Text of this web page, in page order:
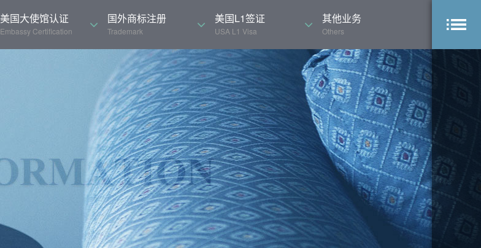
美国大使馆认证
Embassy Certification
国外商标注册
Trademark
美国L1签证
USA L1 Visa
其他业务
Others